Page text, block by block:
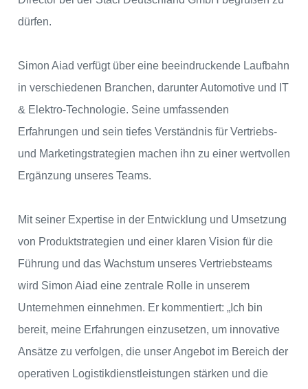
dürfen.
Simon Aiad verfügt über eine beeindruckende Laufbahn
in verschiedenen Branchen, darunter Automotive und IT
& Elektro-Technologie. Seine umfassenden
Erfahrungen und sein tiefes Verständnis für Vertriebs-
und Marketingstrategien machen ihn zu einer wertvollen
Ergänzung unseres Teams.
Mit seiner Expertise in der Entwicklung und Umsetzung
von Produktstrategien und einer klaren Vision für die
Führung und das Wachstum unseres Vertriebsteams
wird Simon Aiad eine zentrale Rolle in unserem
Unternehmen einnehmen. Er kommentiert: „Ich bin
bereit, meine Erfahrungen einzusetzen, um innovative
Ansätze zu verfolgen, die unser Angebot im Bereich der
operativen Logistikdienstleistungen stärken und die